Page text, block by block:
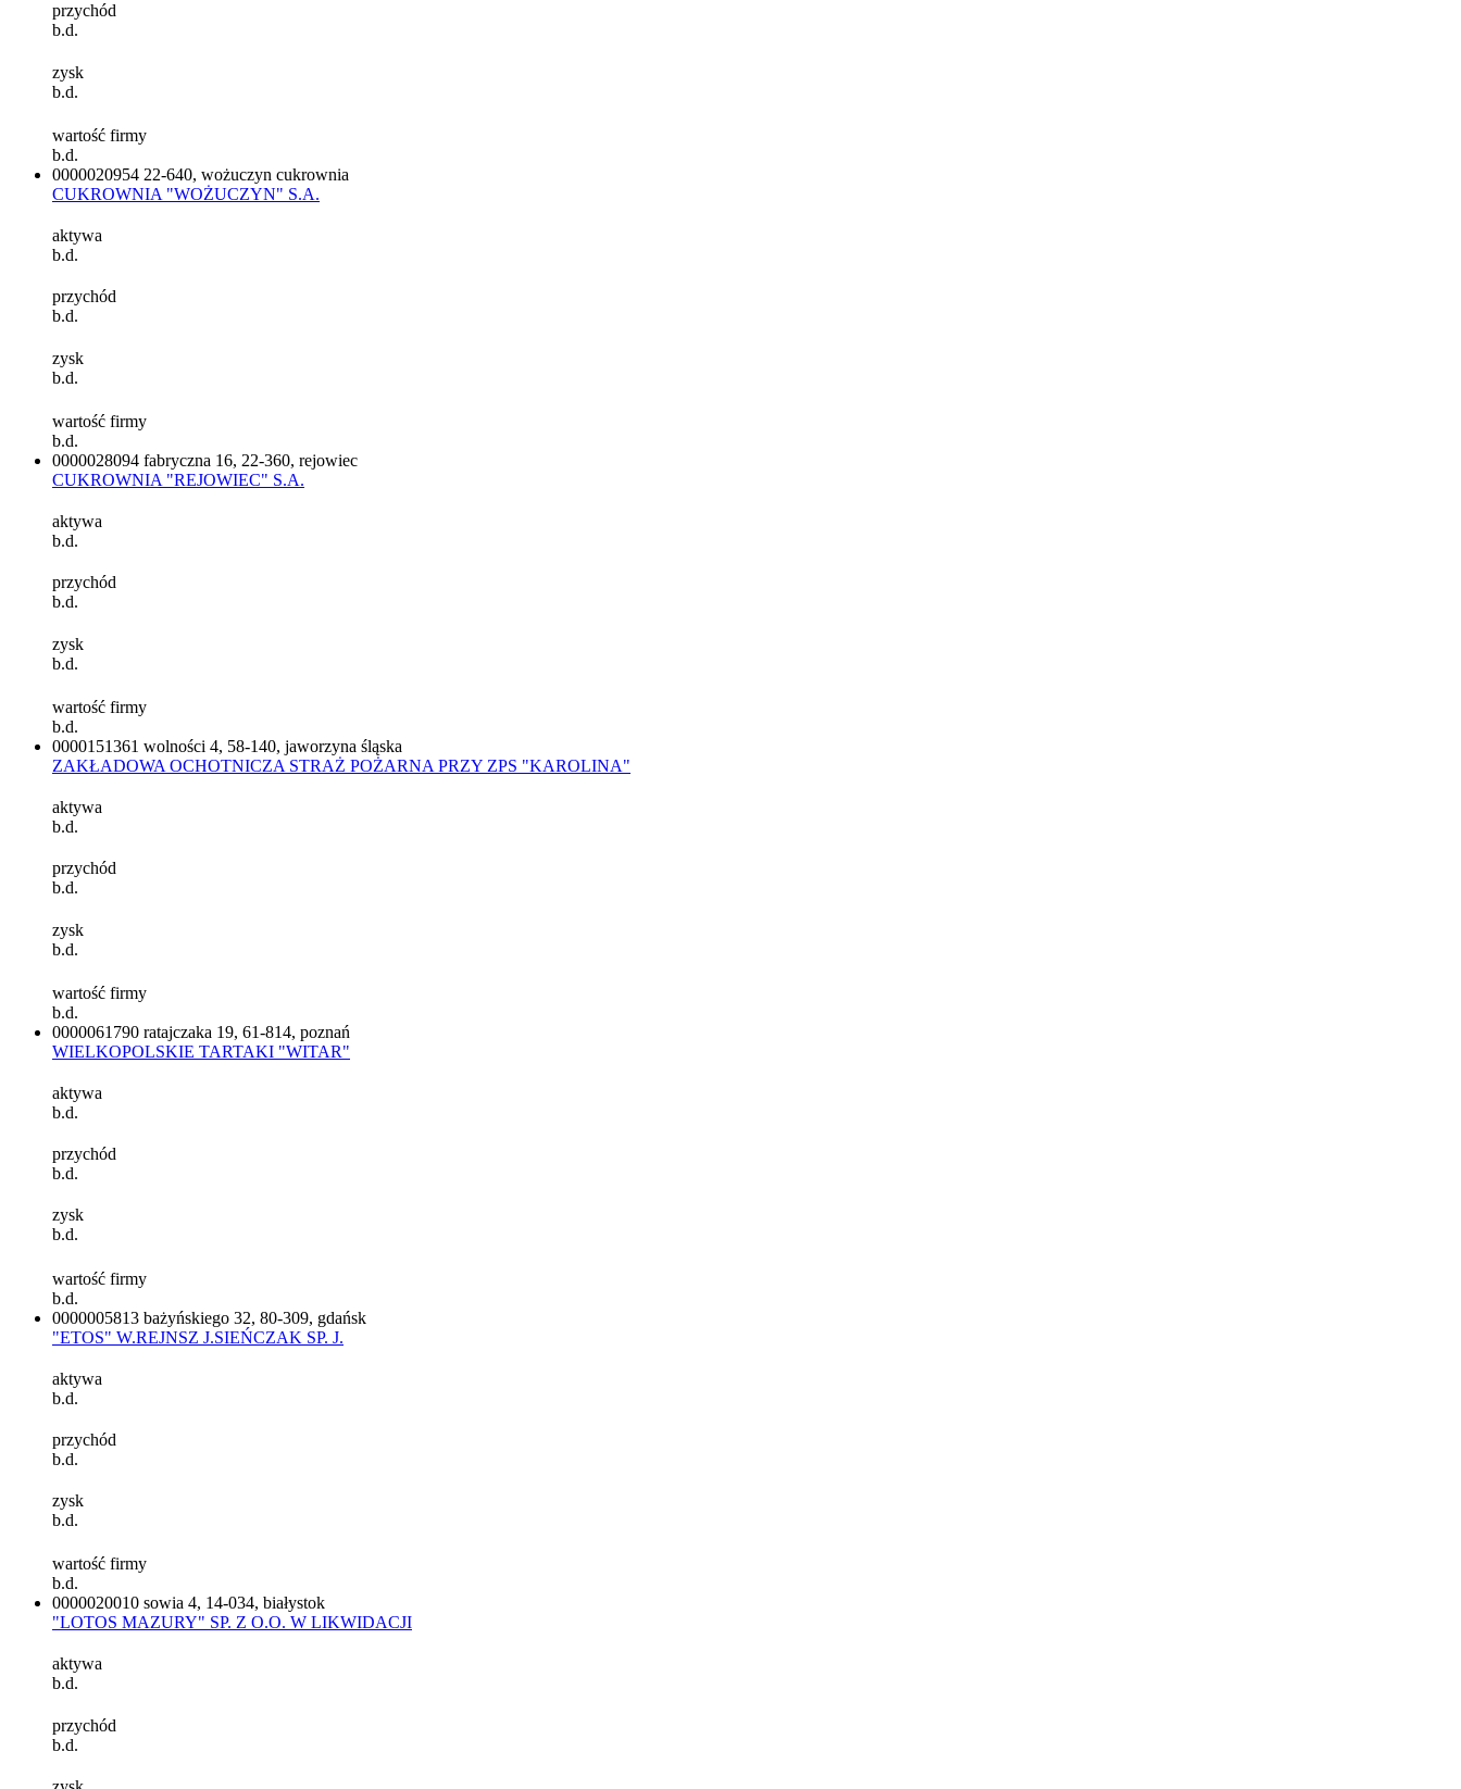
przychód
b.d.
zysk
b.d.
wartość firmy
b.d.
0000020954 22-640, wożuczyn cukrownia
CUKROWNIA "WOŻUCZYN" S.A.
aktywa
b.d.
przychód
b.d.
zysk
b.d.
wartość firmy
b.d.
0000028094 fabryczna 16, 22-360, rejowiec
CUKROWNIA "REJOWIEC" S.A.
aktywa
b.d.
przychód
b.d.
zysk
b.d.
wartość firmy
b.d.
0000151361 wolności 4, 58-140, jaworzyna śląska
ZAKŁADOWA OCHOTNICZA STRAŻ POŻARNA PRZY ZPS "KAROLINA"
aktywa
b.d.
przychód
b.d.
zysk
b.d.
wartość firmy
b.d.
0000061790 ratajczaka 19, 61-814, poznań
WIELKOPOLSKIE TARTAKI "WITAR"
aktywa
b.d.
przychód
b.d.
zysk
b.d.
wartość firmy
b.d.
0000005813 bażyńskiego 32, 80-309, gdańsk
"ETOS" W.REJNSZ J.SIEŃCZAK SP. J.
aktywa
b.d.
przychód
b.d.
zysk
b.d.
wartość firmy
b.d.
0000020010 sowia 4, 14-034, białystok
"LOTOS MAZURY" SP. Z O.O. W LIKWIDACJI
aktywa
b.d.
przychód
b.d.